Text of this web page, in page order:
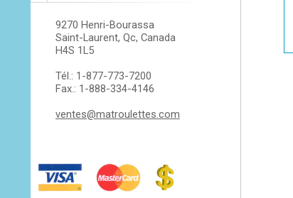
9270 Henri-Bourassa
Saint-Laurent, Qc, Canada
H4S 1L5
Tél.: 1-877-773-7200
Fax.: 1-888-334-4146
ventes@matroulettes.com